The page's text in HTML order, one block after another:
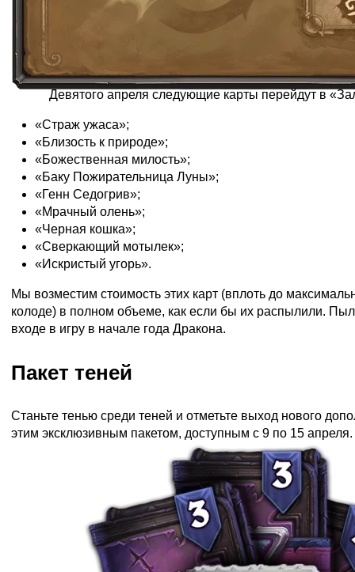
Девятого апреля следующие карты перейдут в
«Страж ужаса»;
«Близость к природе»;
«Божественная милость»;
«Баку Пожирательница Луны»;
«Генн Седогрив»;
«Мрачный олень»;
«Черная кошка»;
«Сверкающий мотылек»;
«Искристый угорь».
Мы возместим стоимость этих карт (вплоть до
колоде) в полном объеме, как если бы их распылили.
входе в игру в начале года Дракона.
Пакет теней
Станьте тенью среди теней и отметьте выход нового
этим эксклюзивным пакетом, доступным с 9 по 15 апреля.